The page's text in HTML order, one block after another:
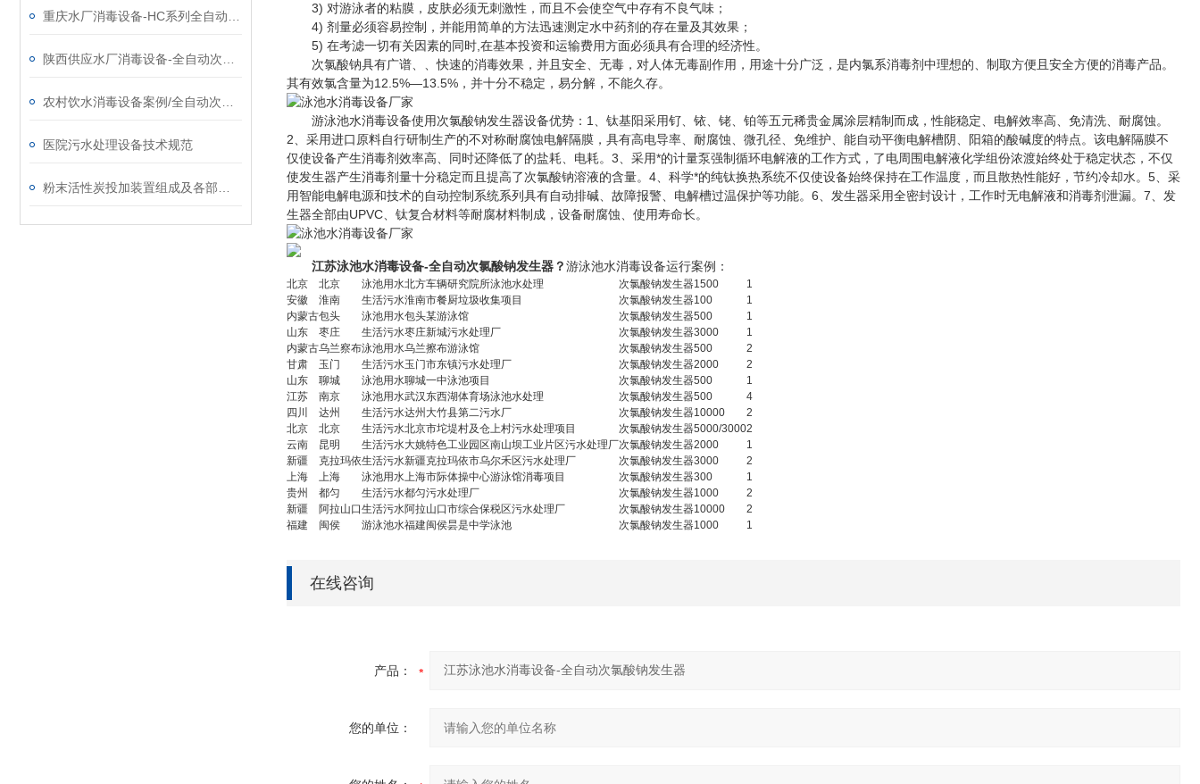
医院污水处理设备技术规范
3) 对游泳者的粘膜，皮肤必须无刺激性，而且不会使空气中存有不良气味；
4) 剂量必须容易控制，并能用简单的方法迅速测定水中药剂的存在量及其效果；
5) 在考滤一切有关因素的同时,在基本投资和运输费用方面必须具有合理的经济性。
次氯酸钠具有广谱、、快速的消毒效果，并且安全、无毒，对人体无毒副作用，用途十分广泛，是内氯系消毒剂中理想的、制取方便且安全方便的消毒产品。
其有效氯含量为12.5%—13.5%，并十分不稳定，易分解，不能久存。
游泳池水消毒设备使用次氯酸钠发生器设备优势：1、钛基阳采用钌、铱、铑、铂等五元稀贵金属涂层精制而成，性能稳定、电解效率高、免清洗、耐腐蚀。
2、采用进口原料自行研制生产的不对称耐腐蚀电解隔膜，具有高电导率、耐腐蚀、微孔径、免维护、能自动平衡电解槽阴、阳箱的酸碱度的特点。该电解隔膜不
仅使设备产生消毒剂效率高、同时还降低了的盐耗、电耗。3、采用*的计量泵强制循环电解液的工作方式，了电周围电解液化学组份浓渡始终处于稳定状态，不仅
使发生器产生消毒剂量十分稳定而且提高了次氯酸钠溶液的含量。4、科学*的纯钛换热系统不仅使设备始终保持在工作温度，而且散热性能好，节约冷却水。5、采
用智能电解电源和技术的自动控制系统系列具有自动排碱、故障报警、电解槽过温保护等功能。6、发生器采用全密封设计，工作时无电解液和消毒剂泄漏。7、发
生器全部由UPVC、钛复合材料等耐腐材料制成，设备耐腐蚀、使用寿命长。
江苏泳池水消毒设备-全自动次氯酸钠发生器？游泳池水消毒设备运行案例：
北京 北京 泳池用水北方车辆研究院所泳池水处理 次氯酸钠发生器1500
1
安徽
淮南 生活污水淮南市餐厨垃圾收集项目 次氯酸钠发生器100
1
内蒙古包头 泳池用水包头某游泳馆 次氯酸钠发生器500
1
山东
枣庄 生活污水枣庄新城污水处理厂 次氯酸钠发生器3000
1
内蒙古乌兰察布泳池用水乌兰擦布游泳馆 次氯酸钠发生器500
2
甘肃
玉门 生活污水玉门市东镇污水处理厂 次氯酸钠发生器2000
2
山东
聊城 泳池用水聊城一中泳池项目 次氯酸钠发生器500
1
江苏
南京 泳池用水武汉东西湖体育场泳池水处理 次氯酸钠发生器500
4
四川
达州 生活污水达州大竹县第二污水厂 次氯酸钠发生器10000
2
北京
北京 生活污水北京市坨堤村及仓上村污水处理项目 次氯酸钠发生器5000/30002
云南
昆明 生活污水大姚特色工业园区南山坝工业片区污水处理厂次氯酸钠发生器2000
1
新疆
克拉玛依生活污水新疆克拉玛依市乌尔禾区污水处理厂 次氯酸钠发生器3000
2
上海
上海 泳池用水上海市际体操中心游泳馆消毒项目 次氯酸钠发生器300
1
贵州
都匀 生活污水都匀污水处理厂 次氯酸钠发生器1000
2
新疆
阿拉山口生活污水阿拉山口市综合保税区污水处理厂 次氯酸钠发生器10000
2
福建
闽侯 游泳池水福建闽侯昙是中学泳池 次氯酸钠发生器1000 1
在线咨询
产品：
您的单位：